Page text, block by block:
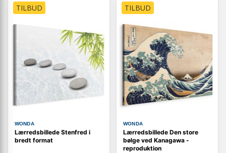
TILBUD
WONDA
Lærredsbillede Stenfred i
bredt format
TILBUD
WONDA
Lærredsbillede Den store
bølge ved Kanagawa -
reproduktion